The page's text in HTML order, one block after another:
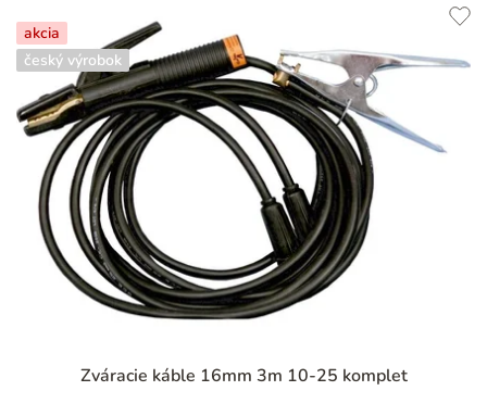
akcia
český výrobok
Zváracie káble 16mm 3m 10-25 komplet
hodnotenie